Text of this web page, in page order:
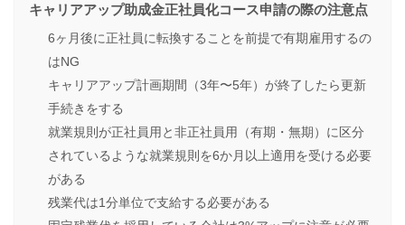
キャリアアップ助成金正社員化コース申請の際の注意点
6ヶ月後に正社員に転換することを前提で有期雇用するの
はNG
キャリアアップ計画期間（3年〜5年）が終了したら更新
手続きをする
就業規則が正社員用と非正社員用（有期・無期）に区分
されているような就業規則を6か月以上適用を受ける必要
がある
残業代は1分単位で支給する必要がある